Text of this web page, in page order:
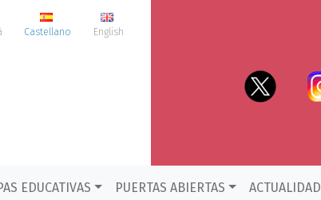
Castellano English
EDUCATIVAS PUERTAS ABIERTAS ACTUALIDAD